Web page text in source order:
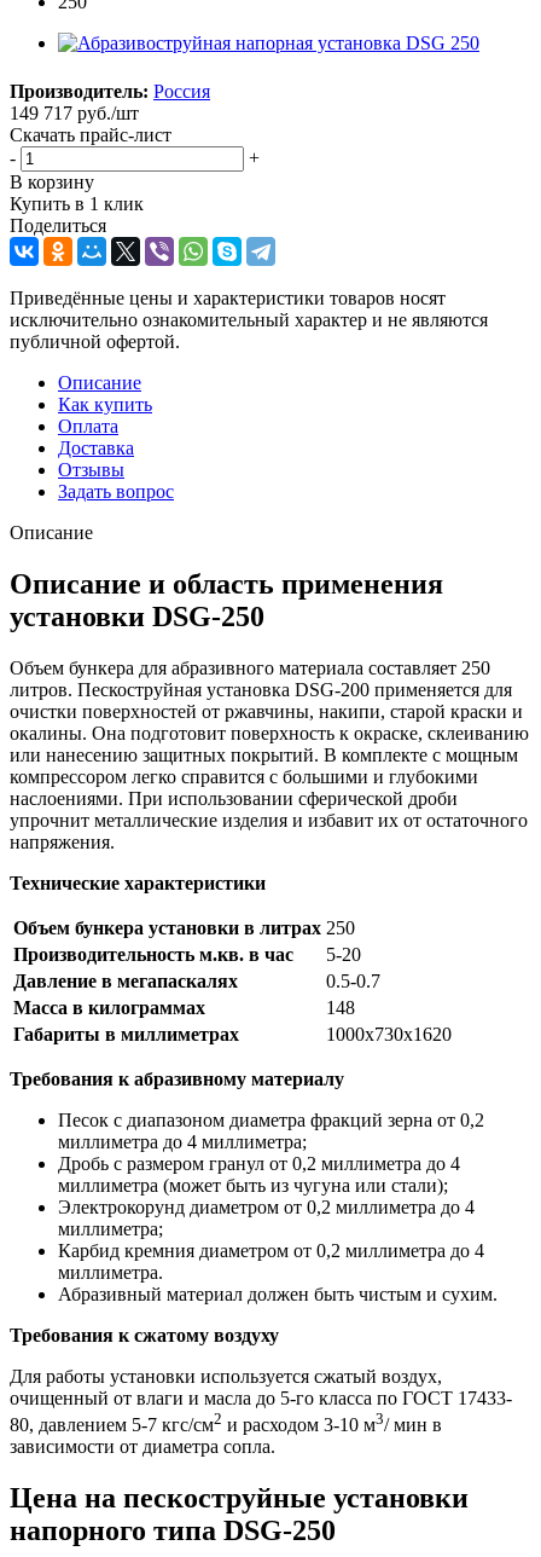
Производитель: Россия
149 717 руб./шт
Скачать прайс-лист
-
+
В корзину
Купить в 1 клик
Поделиться
Приведённые цены и характеристики товаров носят
исключительно ознакомительный характер и не являются
публичной офертой.
Описание
Как купить
Оплата
Доставка
Отзывы
Задать вопрос
Описание
Описание и область применения
установки DSG-250
Объем бункера для абразивного материала составляет 250
литров. Пескоструйная установка DSG-200 применяется для
очистки поверхностей от ржавчины, накипи, старой краски и
окалины. Она подготовит поверхность к окраске, склеиванию
или нанесению защитных покрытий. В комплекте с мощным
компрессором легко справится с большими и глубокими
наслоениями. При использовании сферической дроби
упрочнит металлические изделия и избавит их от остаточного
напряжения.
Технические характеристики
Объем бункера установки в литрах 250
Производительность м.кв. в час
5-20
Давление в мегапаскалях
0.5-0.7
Масса в килограммах
148
Габариты в миллиметрах
1000х730х1620
Требования к абразивному материалу
Песок с диапазоном диаметра фракций зерна от 0,2
миллиметра до 4 миллиметра;
Дробь с размером гранул от 0,2 миллиметра до 4
миллиметра (может быть из чугуна или стали);
Электрокорунд диаметром от 0,2 миллиметра до 4
миллиметра;
Карбид кремния диаметром от 0,2 миллиметра до 4
миллиметра.
Абразивный материал должен быть чистым и сухим.
Требования к сжатому воздуху
Для работы установки используется сжатый воздух,
очищенный от влаги и масла до 5-го класса по ГОСТ 17433-
80, давлением 5-7 кгс/см2 и расходом 3-10 м3/ мин в
зависимости от диаметра сопла.
Цена на пескоструйные установки
напорного типа DSG-250